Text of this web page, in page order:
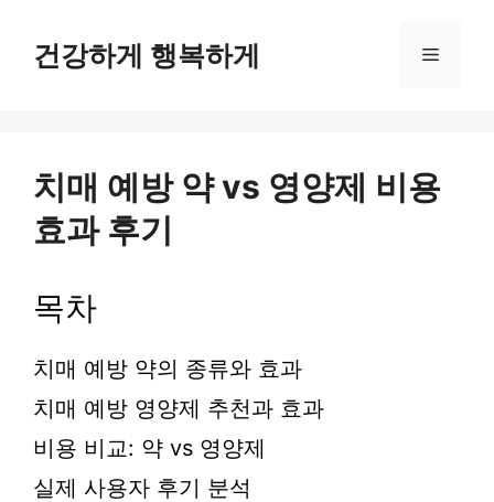
건강하게 행복하게 메
치매 예방 약 vs 영양제 비용
효과 후기
목차
치매 예방 약의 종류와 효과
치매 예방 영양제 추천과 효과
비용 비교: 약 vs 영양제
실제 사용자 후기 분석